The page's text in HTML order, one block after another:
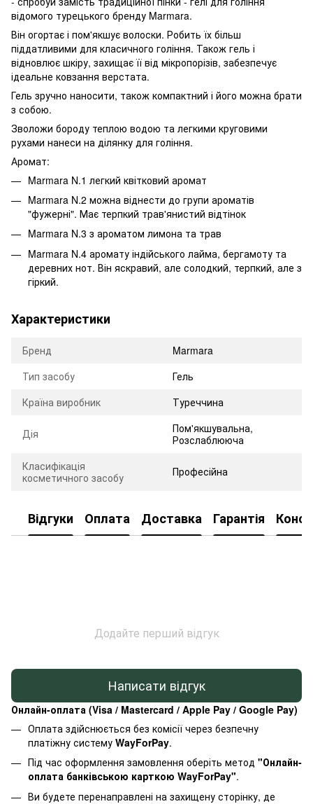
відомого турецького бренду Marmara.
Він огортає і пом'якшує волоски. Робить їх більш
піддатливими для класичного гоління. Також гель і
відновлює шкіру, захищає її від мікропорізів, забезпечує
ідеальне ковзання верстата.
Гель зручно наносити, також компактний і його можна брати
з собою.
Зволожи бороду теплою водою та легкими круговими
рухами нанеси на ділянку для гоління.
Аромат:
Marmara N.1 легкий квітковий аромат
Marmara N.2 можна віднести до групи ароматів
"фужерні". Має терпкий трав'янистий відтінок
Marmara N.3 з ароматом лимона та трав
Marmara N.4 аромату індійського лайма, бергамоту та
деревних нот. Він яскравий, але солодкий, терпкий, але з
гіркий.
Характеристики
Бренд
Marmara
Тип засобу
Гель
Країна виробник
Туреччина
Дія
Пом'якшувальна,
Розслаблююча
Класифікація
косметичного засобу
Професійна
Відгуки Оплата Доставка Гарантія
Додайте перший відгук
Написати відгук
Онлайн-оплата (Visa / Mastercard / Apple Pay / Google Pay)
Оплата здійснюється без комісії через безпечну
платіжну систему WayForPay.
Під час оформлення замовлення оберіть метод "Онлайн-
оплата банківською карткою WayForPay".
Ви будете перенаправлені на захищену сторінку, де